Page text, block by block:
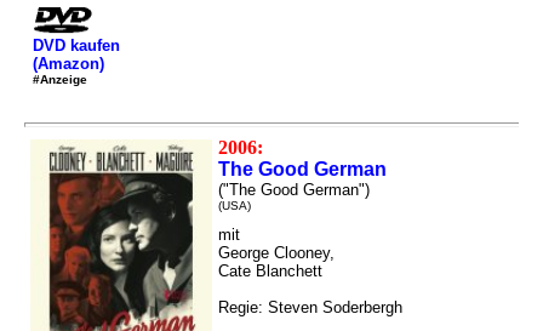
DVD kaufen
(Amazon)
#Anzeige
2006:
The Good German
("The Good German")
(USA)
mit
George Clooney,
Cate Blanchett
Regie: Steven Soderbergh